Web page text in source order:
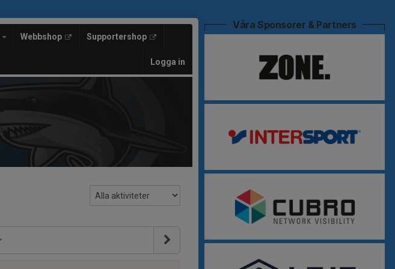
Webbshop Supportershop
Logga in
Våra Sponsorer & Partners